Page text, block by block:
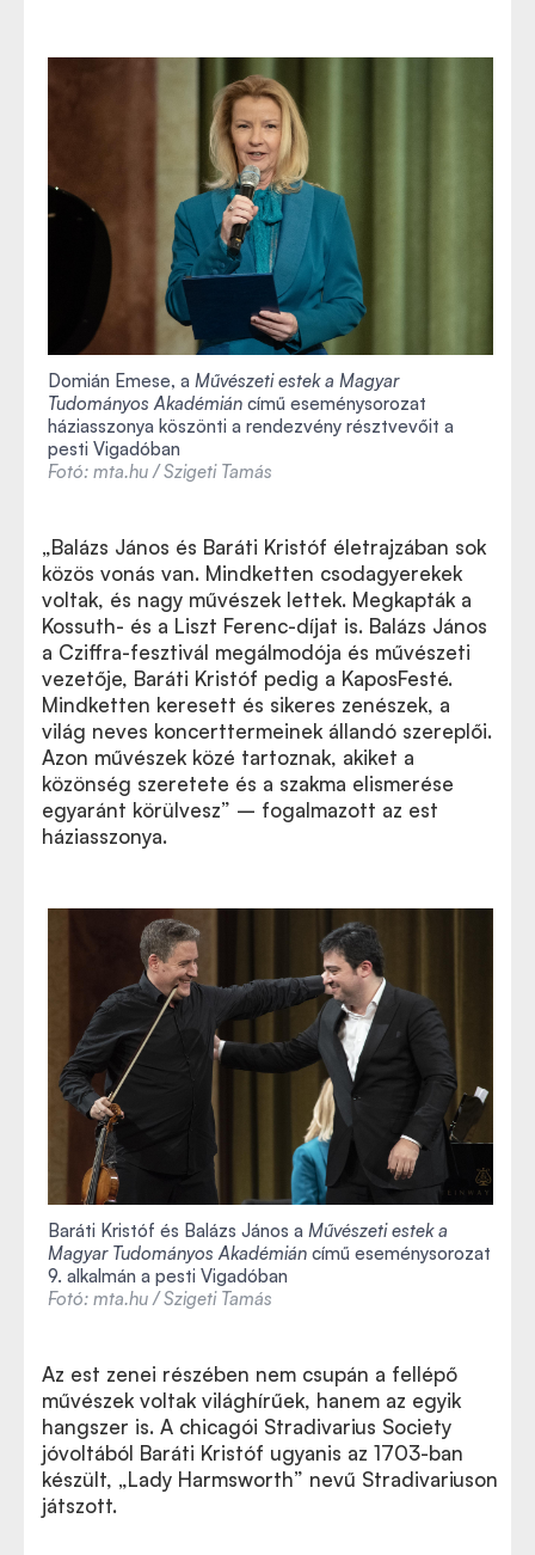
Domián Emese, a Művészeti estek a Magyar
Tudományos Akadémián című eseménysorozat
háziasszonya köszönti a rendezvény résztvevőit a
pesti Vigadóban
Fotó: mta.hu / Szigeti Tamás
„Balázs János és Baráti Kristóf életrajzában sok
közös vonás van. Mindketten csodagyerekek
voltak, és nagy művészek lettek. Megkapták a
Kossuth- és a Liszt Ferenc-díjat is. Balázs János
a Cziffra-fesztivál megálmodója és művészeti
vezetője, Baráti Kristóf pedig a KaposFesté.
Mindketten keresett és sikeres zenészek, a
világ neves koncerttermeinek állandó szereplői.
Azon művészek közé tartoznak, akiket a
közönség szeretete és a szakma elismerése
egyaránt körülvesz” – fogalmazott az est
háziasszonya.
Baráti Kristóf és Balázs János a Művészeti estek a
Magyar Tudományos Akadémián című eseménysorozat
9. alkalmán a pesti Vigadóban
Fotó: mta.hu / Szigeti Tamás
Az est zenei részében nem csupán a fellépő
művészek voltak világhírűek, hanem az egyik
hangszer is. A chicagói Stradivarius Society
jóvoltából Baráti Kristóf ugyanis az 1703-ban
készült, „Lady Harmsworth” nevű Stradivariuson
játszott.